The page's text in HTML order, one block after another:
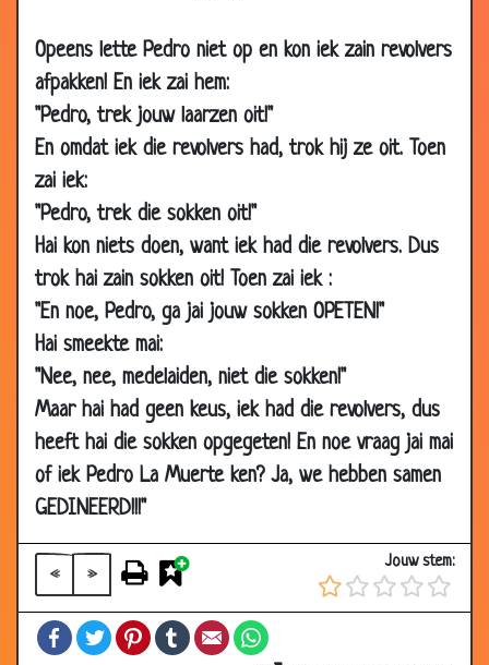
Opeens lette Pedro niet op en kon iek zain revolvers
afpakken! En iek zai hem:
"Pedro, trek jouw laarzen oit!"
En omdat iek die revolvers had, trok hij ze oit. Toen
zai iek:
"Pedro, trek die sokken oit!"
Hai kon niets doen, want iek had die revolvers. Dus
trok hai zain sokken oit! Toen zai iek :
"En noe, Pedro, ga jai jouw sokken OPETEN!"
Hai smeekte mai:
"Nee, nee, medelaiden, niet die sokken!"
Maar hai had geen keus, iek had die revolvers, dus
heeft hai die sokken opgegeten! En noe vraag jai mai
of iek Pedro La Muerte ken? Ja, we hebben samen
GEDINEERD!!!"
« »
Jouw stem:
FacebookTwitterPinterestTumblrEmail
2009
11 Sep
2009
Voor Kerst
10 Sep
Woestijn 3.67
07 Sep
2009
Een avondje uit
02 Sep
2009
Iets aan te geven?
2009
29 Aug
2009
Een priester en een imam
29 Aug
2009
Gebruikte condooms 2.70
28 Aug
2009
Dansend kuikentje
27 Aug
Allemaal weer onder! 2.61
13 Aug
Bent u verstrooid?